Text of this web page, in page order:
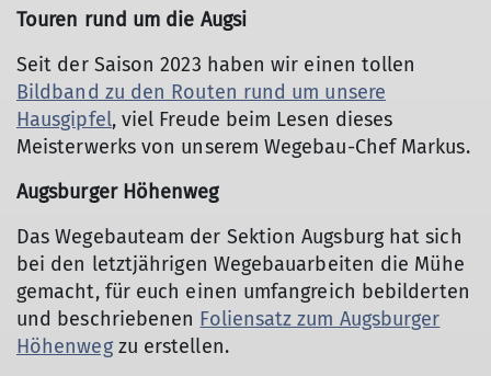
Touren rund um die Augsi
Seit der Saison 2023 haben wir einen tollen
Bildband zu den Routen rund um unsere
Hausgipfel, viel Freude beim Lesen dieses
Meisterwerks von unserem Wegebau-Chef Markus.
Augsburger Höhenweg
Das Wegebauteam der Sektion Augsburg hat sich
bei den letztjährigen Wegebauarbeiten die Mühe
gemacht, für euch einen umfangreich bebilderten
und beschriebenen Foliensatz zum Augsburger
Höhenwegzu erstellen.